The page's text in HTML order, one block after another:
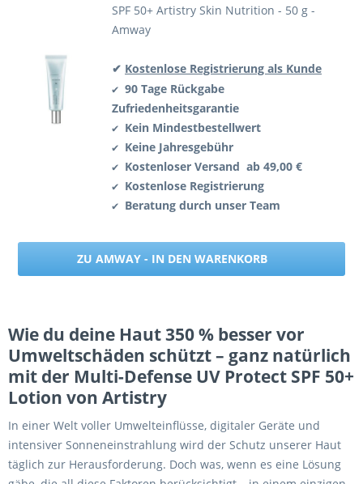
SPF 50+ Artistry Skin Nutrition - 50 g -
Amway
✔ Kostenlose Registrierung als Kunde
✔ 90 Tage Rückgabe
Zufriedenheitsgarantie
✔ Kein Mindestbestellwert
✔ Keine Jahresgebühr
✔ Kostenloser Versand ab 49,00 €
✔ Kostenlose Registrierung
✔ Beratung durch unser Team
ZU AMWAY - IN DEN WARENKORB
Wie du deine Haut 350 % besser vor
Umweltschäden schützt – ganz natürlich
mit der Multi-Defense UV Protect SPF 50+
Lotion von Artistry
In einer Welt voller Umwelteinflüsse, digitaler Geräte und
intensiver Sonneneinstrahlung wird der Schutz unserer Haut
täglich zur Herausforderung. Doch was, wenn es eine Lösung